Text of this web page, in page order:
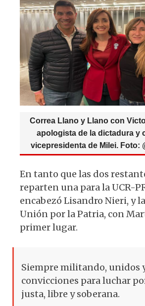
Correa Llano y Llano con
apologista de la dictadura y
vicepresidenta de Milei. Foto:
En tanto que las dos
reparten una para la UCR-
encabezó Lisandro Nieri, y
Unión por la Patria, con
primer lugar.
Siempre militando, unidos
convicciones para luchar
justa, libre y soberana.